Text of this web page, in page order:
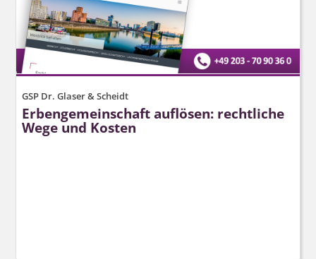
GSP Dr. Glaser & Scheidt
Erbengemeinschaft auflösen: rechtliche
Wege und Kosten